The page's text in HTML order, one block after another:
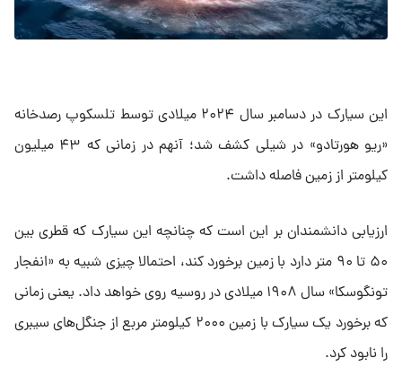
این سیارک در دسامبر سال ۲۰۲۴ میلادی توسط تلسکوپ رصدخانه
«ریو هورتادو» در شیلی کشف شد؛ آنهم در زمانی که ۴۳ میلیون
کیلومتر از زمین فاصله داشت.
ارزیابی دانشمندان بر این است که چنانچه این سیارک که قطری بین
۵۰ تا ۹۰ متر دارد با زمین برخورد کند، احتمالا چیزی شبیه به «انفجار
تونگوسکا» سال ۱۹۰۸ میلادی در روسیه روی خواهد داد. یعنی زمانی
که برخورد یک سیارک با زمین ۲۰۰۰ کیلومتر مربع از جنگل‌های سیبری
را نابود کرد.